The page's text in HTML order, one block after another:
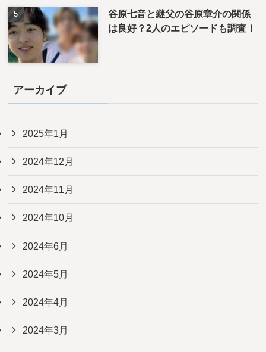
谷原七音と継父の谷原章介の関係
は良好？2人のエピソードも調査！
アーカイブ
2025年1月
2024年12月
2024年11月
2024年10月
2024年6月
2024年5月
2024年4月
2024年3月